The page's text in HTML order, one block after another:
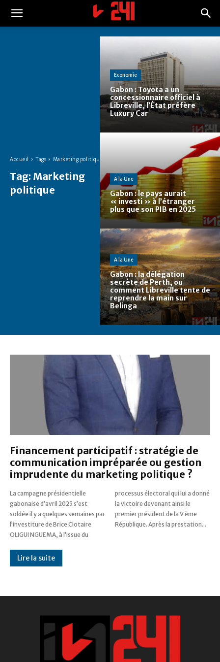
Accueil Tags Marketing politique
Tag: Marketing
politique
Economie
Gabon : Toyota a un
concessionnaire officiel à
Libreville, l’État préfère
Luxury Car
A la Une
Gabon : le pays aurait
« investi » à l’étranger
plus que son PIB en 2025
A la Une
Gabon : la délégation
secrète de Perth, ou
comment Libreville tente de
reprendre la main sur
Belinga
Financement participatif : stratégie de
communication impréparée ou gestion
imprudente du marketing politique ?
La campagne présidentielle
gabonaise d’avril 2025 s’est
soldée il y a quelques semaines par
l’investiture de Brice Clotaire
OLIGUI NGUEMA, à l’issue du
processus électoral qui lui a donné
la victoire devenant ainsi le
premier président de la V ème
République. Après la prestation...
Lire la suite